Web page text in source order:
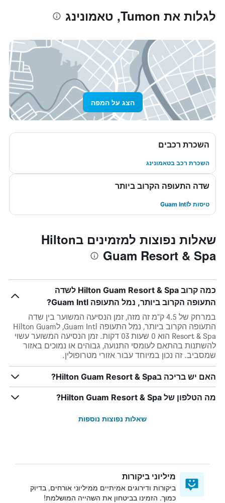
לגלות את Tumon, טאמונינג
הצג על המפה
השכרת רכבים
השכרת רכב בטאמונינג
שדה התעופה הקרוב ביותר
טיסות לGuam Intl
שאלות נפוצות למזמינים בHilton
Guam Resort & Spa
כמה קרוב Hilton Guam Resort & Spa לשדה
התעופה הקרוב ביותר, נמל התעופה Guam Intl?
במרחק של 4.5 ק"מ זה מזה, זמן הנסיעה המשוער בין שדה
התעופה הקרוב ביותר, נמל התעופה Guam Intl, לHilton Guam
Resort & Spa הוא 0 שעות 03 דקות. זמן הנסיעה המשוער עשוי
להשתנות בהתאם לעומסי התנועה, גבוהים או נמוכים באזור
שמסביב. זה נכון במיוחד עבור אזורי מטרופולין.
האם יש בריכה בHilton Guam Resort & Spa?
מה הטלפון של Hilton Guam Resort & Spa?
שאלות נפוצות נוספות
מיליוני ביקורות
ביקורות ודירוגים אמיתיים ממיליוני אורחים, בדיוק
כמוך. הזמינו בביטחון את השהייה המושלמת!